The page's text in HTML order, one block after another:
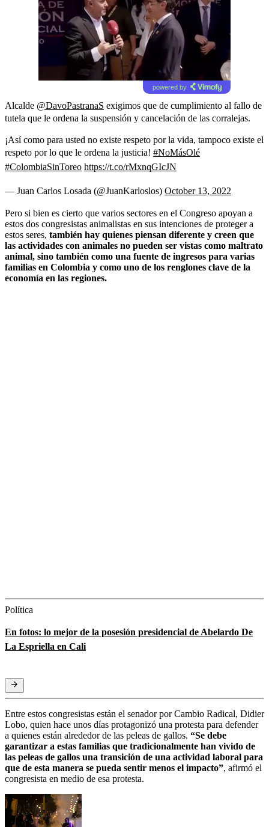
powered by
Alcalde @DavoPastranaS exigimos que de cumplimiento al fallo de
tutela que le ordena la suspensión y cancelación de las corralejas.
¡Así como para usted no existe respeto por la vida, tampoco existe el
respeto por lo que le ordena la justicia! #NoMásOlé
#ColombiaSinToreo https://t.co/rMxnqGIcJN
— Juan Carlos Losada (@JuanKarloslos) October 13, 2022
Pero si bien es cierto que varios sectores en el Congreso apoyan a
estos dos congresistas animalistas en sus intenciones de proteger a
estos seres, también hay quienes piensan diferente y creen que
las actividades con animales no pueden ser vistas como maltrato
animal, sino también como una fuente de ingresos para varias
familias en Colombia y como uno de los renglones clave de la
economía en las regiones.
Política
En fotos: lo mejor de la posesión presidencial de Abelardo De
La Espriella en Cali
Entre estos congresistas están el senador por Cambio Radical, Didier
Lobo, quien hace unos días protagonizó una protesta para defender
a quienes están alrededor de las peleas de gallos. “Se debe
garantizar a estas familias que tradicionalmente han vivido de
las peleas de gallos una transición de una actividad laboral para
que de esta manera se pueda sentir menos el impacto”, afirmó el
congresista en medio de esa protesta.